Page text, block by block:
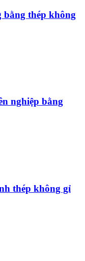
bằng thép không
nghiệp bằng
thép không gỉ